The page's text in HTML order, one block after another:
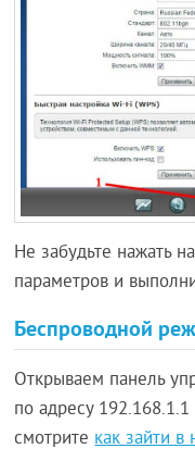
Не забудьте нажать
параметров и
Беспроводной
Открываем панель
по адресу
смотритекак зайти в